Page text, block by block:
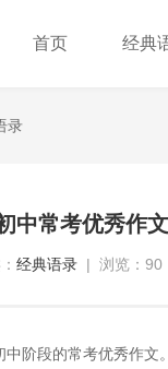
首页 经典
录
常考优秀作文
经典语录 | 浏览：90
阶段的常考优秀作文